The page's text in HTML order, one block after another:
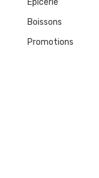
Boissons
Promotions